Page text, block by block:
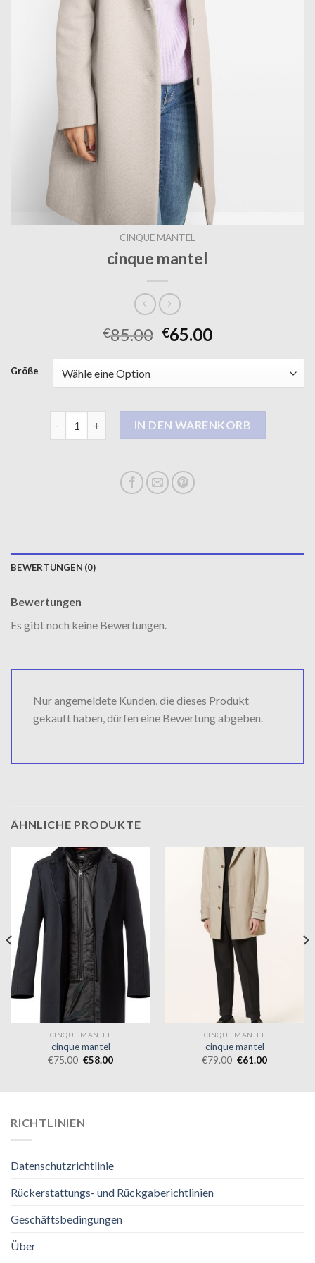
CINQUE MANTEL
cinque mantel
€85.00 €65.00
Größe
cinque mantel MengeIN DEN WARENKORB
BEWERTUNGEN (0)
Bewertungen
Es gibt noch keine Bewertungen.
Nur angemeldete Kunden, die dieses Produkt
gekauft haben, dürfen eine Bewertung abgeben.
ÄHNLICHE PRODUKTE
CINQUE MANTEL
cinque mantel
€75.00 €58.00
CINQUE MANTEL
cinque mantel
€79.00 €61.00
RICHTLINIEN
Datenschutzrichtlinie
Rückerstattungs- und Rückgaberichtlinien
Geschäftsbedingungen
Über